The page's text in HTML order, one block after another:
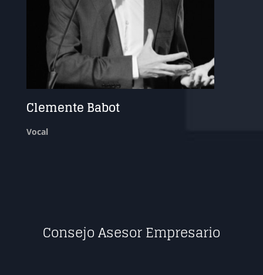
Clemente Babot
Vocal
Consejo Asesor Empresario